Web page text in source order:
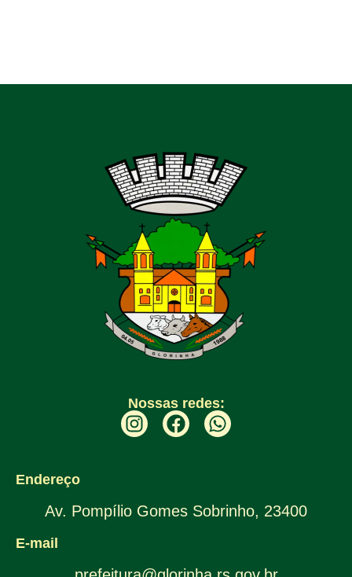
Nossas redes:
Endereço
Av. Pompílio Gomes Sobrinho, 23400
E-mail